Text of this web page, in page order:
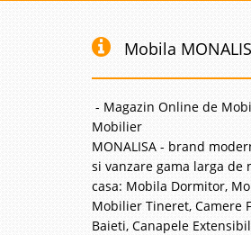
Mobila
- Magazin Online de
Mobilier
MONALISA - brand
si vanzare gama larga de
casa: Mobila Dormitor,
Mobilier Tineret, Camere
Baieti, Canapele